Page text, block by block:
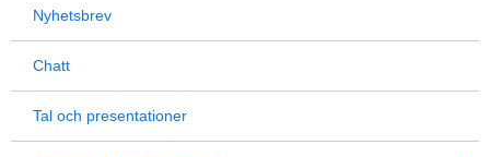
Nyhetsbrev
Chatt
Tal och presentationer